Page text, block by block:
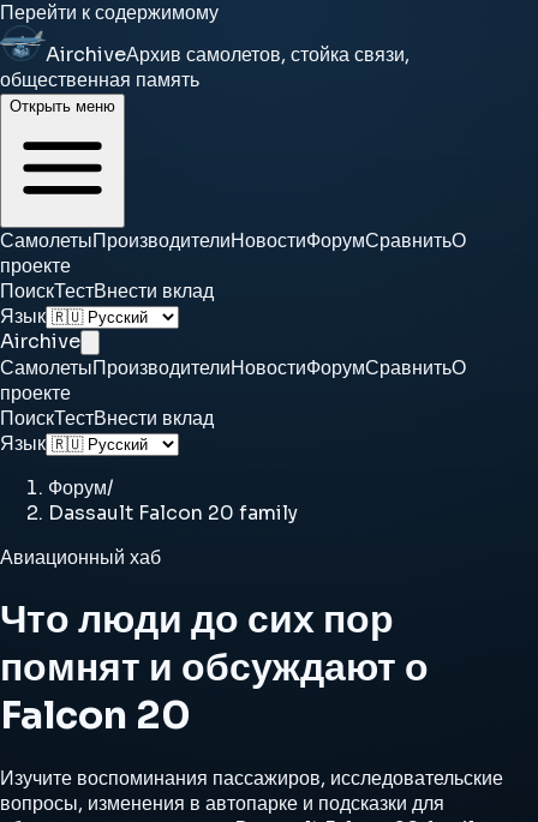
Перейти к содержимому
AirchiveАрхив самолетов, стойка связи,
общественная память
Открыть меню
СамолетыПроизводителиНовостиФорумСравнитьО
проекте
ПоискТестВнести вклад
Язык
Airchive
СамолетыПроизводителиНовостиФорумСравнитьО
проекте
ПоискТестВнести вклад
Язык
Форум/
Dassault Falcon 20 family
Авиационный хаб
Что люди до сих пор
помнят и обсуждают о
Falcon 20
Изучите воспоминания пассажиров, исследовательские
вопросы, изменения в автопарке и подсказки для